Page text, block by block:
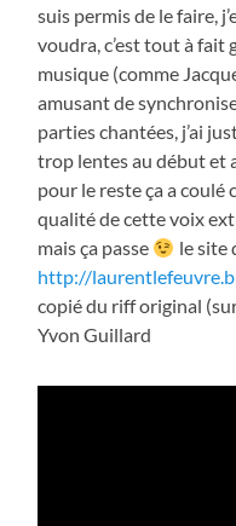
suis permis de le faire,
voudra, c’est tout à fait
musique (comme
amusant de
parties chantées, j’ai
trop lentes au début et
pour le reste ça a coulé
qualité de cette voix
mais ça passe
le site
http://
copié du riff original
Yvon Guillard